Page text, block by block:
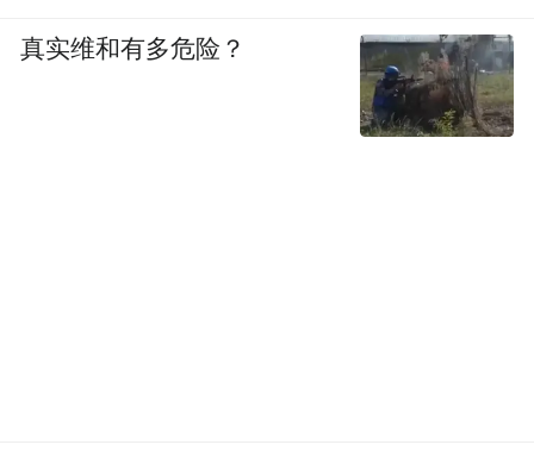
真实维和有多危险？